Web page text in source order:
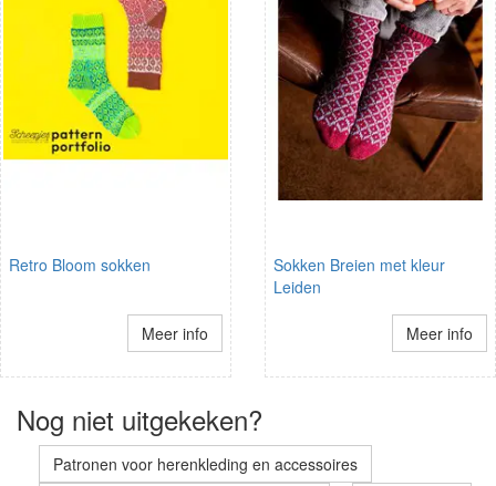
Retro Bloom sokken
Meer info
Sokken Breien met kleur
Leiden
Meer info
Nog niet uitgekeken?
Patronen voor herenkleding en accessoires